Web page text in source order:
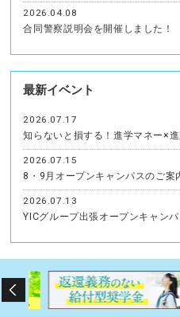
2026.04.08
合同警察説明会を開催しました！
最新イベント
2026.07.17
知らないと損する！進学マネー×進
2026.07.15
8・9月オープンキャンパスのご案
2026.07.13
YICグループ出張オープンキャン